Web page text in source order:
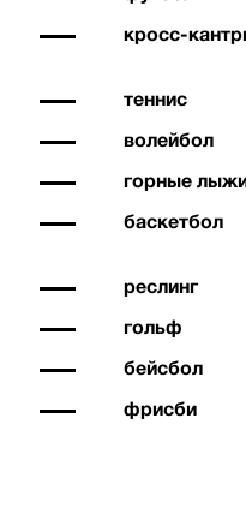
кросс-
теннис
волейбол
горные
баскетбол
реслинг
гольф
бейсбол
фрисби